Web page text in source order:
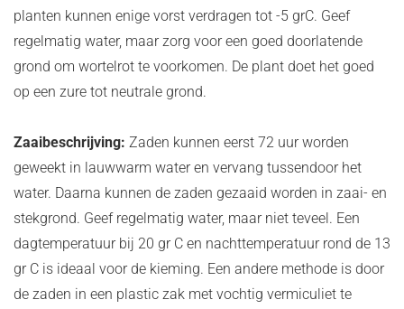
planten kunnen enige vorst verdragen tot -5 grC. Geef
regelmatig water, maar zorg voor een goed doorlatende
grond om wortelrot te voorkomen. De plant doet het goed
op een zure tot neutrale grond.
Zaaibeschrijving: Zaden kunnen eerst 72 uur worden
geweekt in lauwwarm water en vervang tussendoor het
water. Daarna kunnen de zaden gezaaid worden in zaai- en
stekgrond. Geef regelmatig water, maar niet teveel. Een
dagtemperatuur bij 20 gr C en nachttemperatuur rond de 13
gr C is ideaal voor de kieming. Een andere methode is door
de zaden in een plastic zak met vochtig vermiculiet te